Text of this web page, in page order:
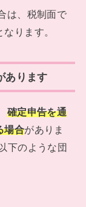
は、税制面で
ります。
あります
確定申告を通
場合がありま
下のような団